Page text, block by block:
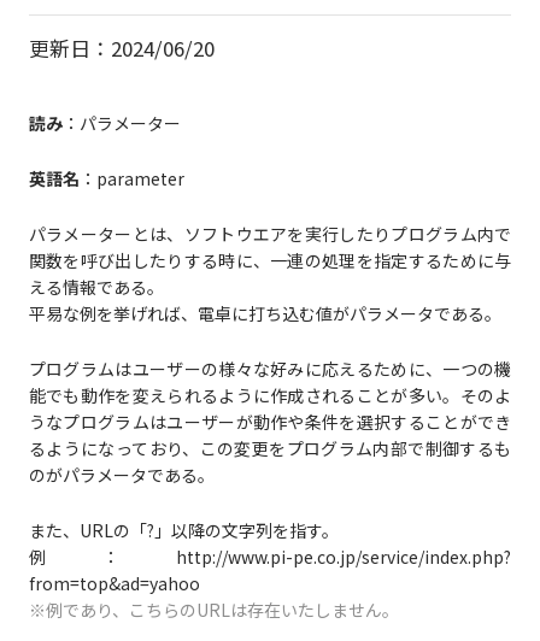
更新日：2024/06/20
読み：パラメーター
英語名 ：parameter
パラメーターとは、ソフトウエアを実行したりプログラム内で
関数を呼び出したりする時に、一連の処理を指定するために与
える情報である。
平易な例を挙げれば、電卓に打ち込む値がパラメータである。
プログラムはユーザーの様々な好みに応えるために、一つの機
能でも動作を変えられるように作成されることが多い。そのよ
うなプログラムはユーザーが動作や条件を選択することができ
るようになっており、この変更をプログラム内部で制御するも
のがパラメータである。
また、URLの「?」以降の文字列を指す。
例：http://www.pi-pe.co.jp/service/index.php?
from=top&ad=yahoo
※例であり、こちらのURLは存在いたしません。